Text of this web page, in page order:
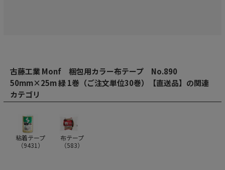
古藤工業 Monf 梱包用カラー布テープ No.890
50mm×25m 緑 1巻（ご注文単位30巻）【直送品】の関連
カテゴリ
粘着テープ
（9431 ）
布テープ
（583）